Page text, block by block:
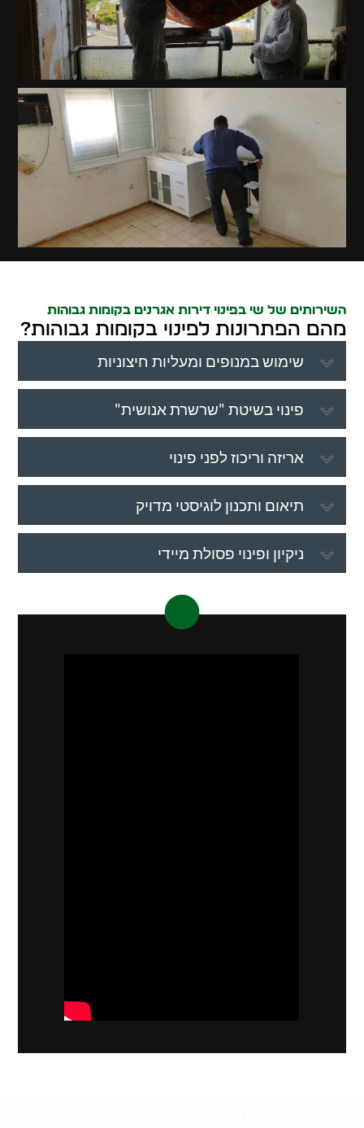
השירותים של שי בפינוי דירות אגרנים בקומות גבוהות
מהם הפתרונות לפינוי בקומות גבוהות?
שימוש במנופים ומעליות חיצוניות
פינוי בשיטת "שרשרת אנושית"
אריזה וריכוז לפני פינוי
תיאום ותכנון לוגיסטי מדויק
ניקיון ופינוי פסולת מיידי